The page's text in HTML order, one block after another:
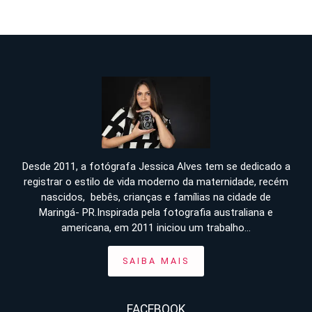
Desde 2011, a fotógrafa Jessica Alves tem se dedicado a
registrar o estilo de vida moderno da maternidade, recém
nascidos, bebês, crianças e famílias na cidade de
Maringá- PR.Inspirada pela fotografia australiana e
americana, em 2011 iniciou um trabalho...
SAIBA MAIS
FACEBOOK